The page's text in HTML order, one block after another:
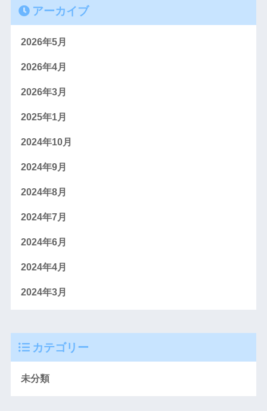
アーカイブ
2026年5月
2026年4月
2026年3月
2025年1月
2024年10月
2024年9月
2024年8月
2024年7月
2024年6月
2024年4月
2024年3月
カテゴリー
未分類